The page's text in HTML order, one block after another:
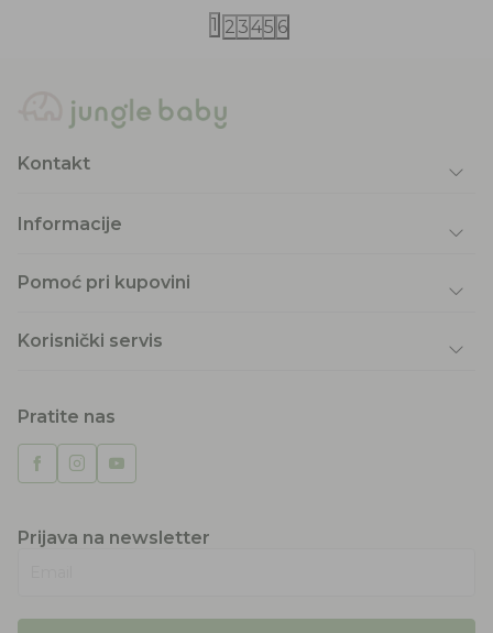
1 2 345 6
Kontakt
Informacije
Pomoć pri kupovini
Korisnički servis
Pratite nas
Prijava na newsletter